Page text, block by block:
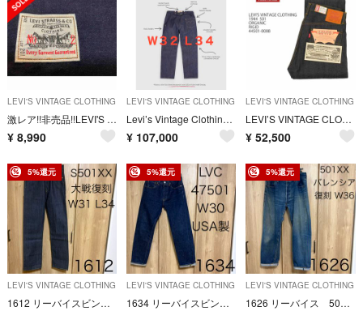
LEVI'S VINTAGE CLOTHING
激レア!!非売品!!LEVI'S denimクラッチバッグ NO2 201
¥ 8,990
LEVI'S VINTAGE CLOTHING
Levi’s Vintage Clothing 1870S NEVADA
¥ 107,000
LEVI'S VINTAGE CLOTHING
LEVI’S VINTAGE CLOTHING（LVC）大戦モデル
¥ 52,500
5%還元
LEVI'S VINTAGE CLOTHING
1612 リーバイスビンテージクロージング S501XX 大戦復刻デニムパンツ
5%還元
LEVI'S VINTAGE CLOTHING
1634 リーバイスビンテージクロージング 501XX 復刻デニムパンツ
5%還元
LEVI'S VINTAGE CLOTHING
1626 リーバイス 501XX バレンシア復刻デニムパンツ W36